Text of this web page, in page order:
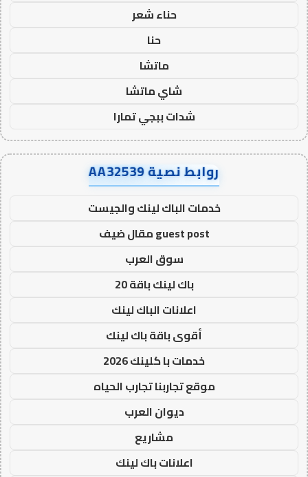
حناء شعر
حنا
ماتشا
شاي ماتشا
شدات ببجي تمارا
روابط نصية AA32539
خدمات الباك لينك والجيست
guest post مقال ضيف
سوق العرب
باك لينك باقة 20
اعلانات الباك لينك
أقوى باقة باك لينك
خدمات با كلينك 2026
موقع تجاربنا تجارب الحياه
ديوان العرب
مشاريع
اعلانات باك لينك